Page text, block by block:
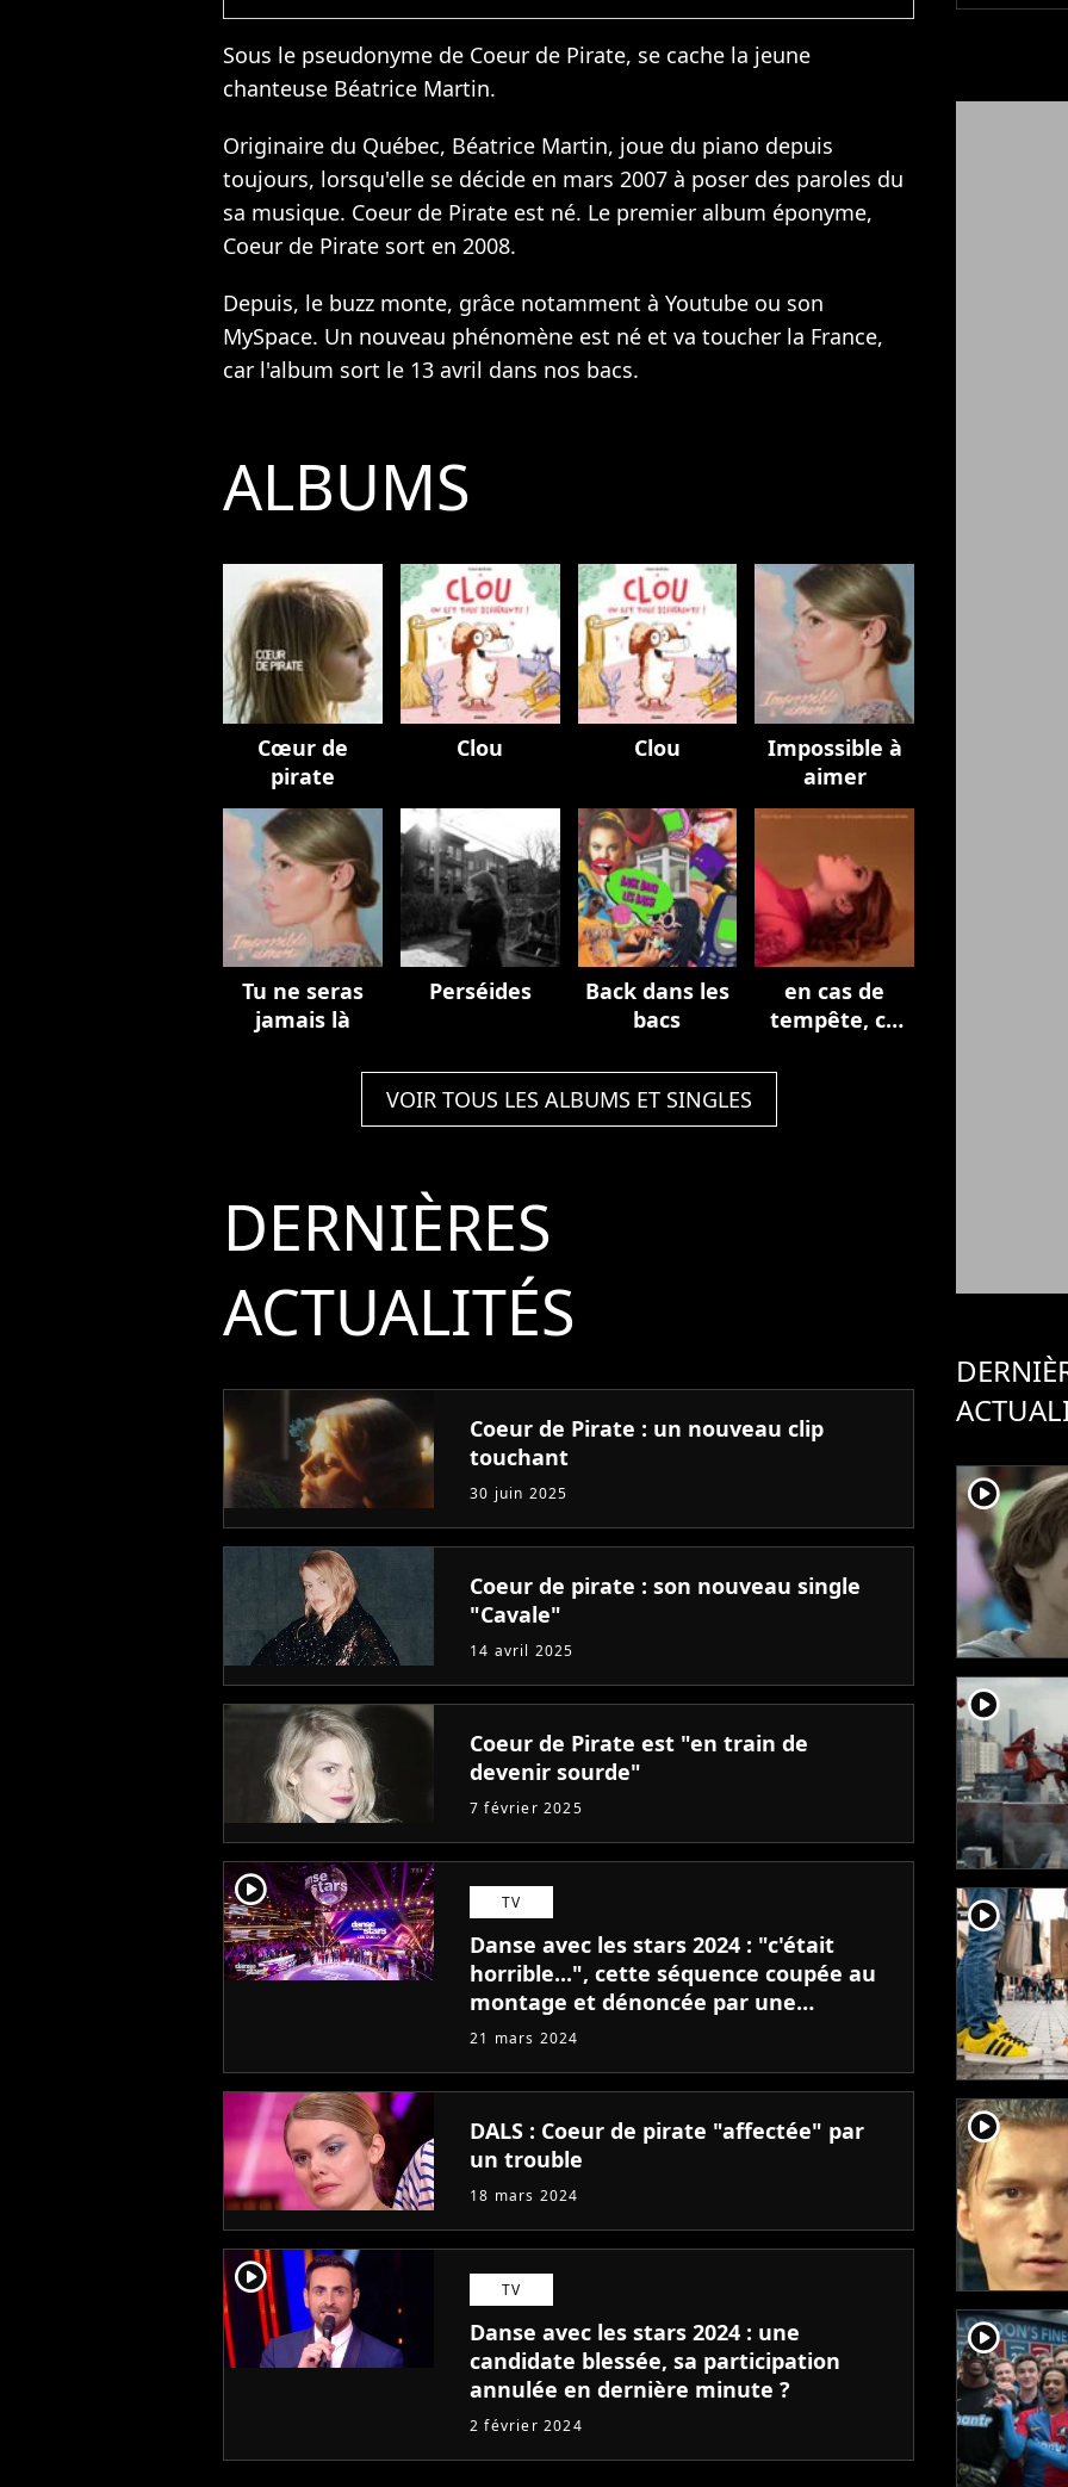
Sous le pseudonyme de Coeur de Pirate, se cache la jeune
chanteuse Béatrice Martin.
Originaire du Québec, Béatrice Martin, joue du piano depuis
toujours, lorsqu'elle se décide en mars 2007 à poser des paroles du
sa musique. Coeur de Pirate est né. Le premier album éponyme,
Coeur de Pirate sort en 2008.
Depuis, le buzz monte, grâce notamment à Youtube ou son
MySpace. Un nouveau phénomène est né et va toucher la France,
car l'album sort le 13 avril dans nos bacs.
ALBUMS
Cœur de
pirate
Clou Clou
Impossible à
aimer
Tu ne seras
jamais là
Perséides
Back dans les
bacs
en cas de
tempête, ce
VOIR TOUS LES ALBUMS ET SINGLES
DERNIÈRES
ACTUALITÉS
Coeur de Pirate : un nouveau clip
touchant
30 juin 2025
Coeur de pirate : son nouveau single
"Cavale"
14 avril 2025
Coeur de Pirate est "en train de
devenir sourde"
7 février 2025
player2 TV
Danse avec les stars 2024 : "c'était
horrible...", cette séquence coupée au
montage et dénoncée par une
candidate
21 mars 2024
DALS : Coeur de pirate "affectée" par
un trouble
18 mars 2024
player2 TV
Danse avec les stars 2024 : une
candidate blessée, sa participation
annulée en dernière minute ?
2 février 2024
player2
player2
player2
player2
player2